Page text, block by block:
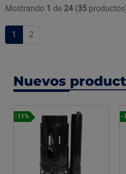
Mostrando 1 de 24 (35
1 2
Nuevos
-11% -